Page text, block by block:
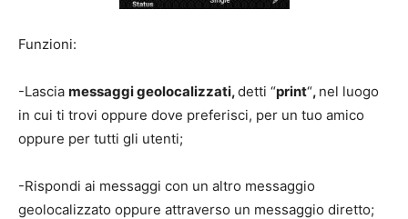
Funzioni:
-Lascia messaggi geolocalizzati,detti “print“, nel luogo
in cui ti trovi oppure dove preferisci, per un tuo amico
oppure per tutti gli utenti;
-Rispondi ai messaggi con un altro messaggio
geolocalizzato oppure attraverso un messaggio diretto;